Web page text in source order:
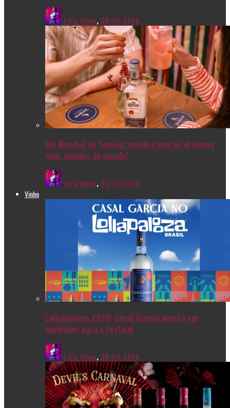
Livia Alves, 08/05/2026
Dia Mundial da Tequila: celebre com os drinques
mais amados do mundo!
Livia Alves, 23/07/2024
Vinho
Lollapalooza 2026: Casal Garcia aposta em
novidades para o festival
Livia Alves, 20/03/2026